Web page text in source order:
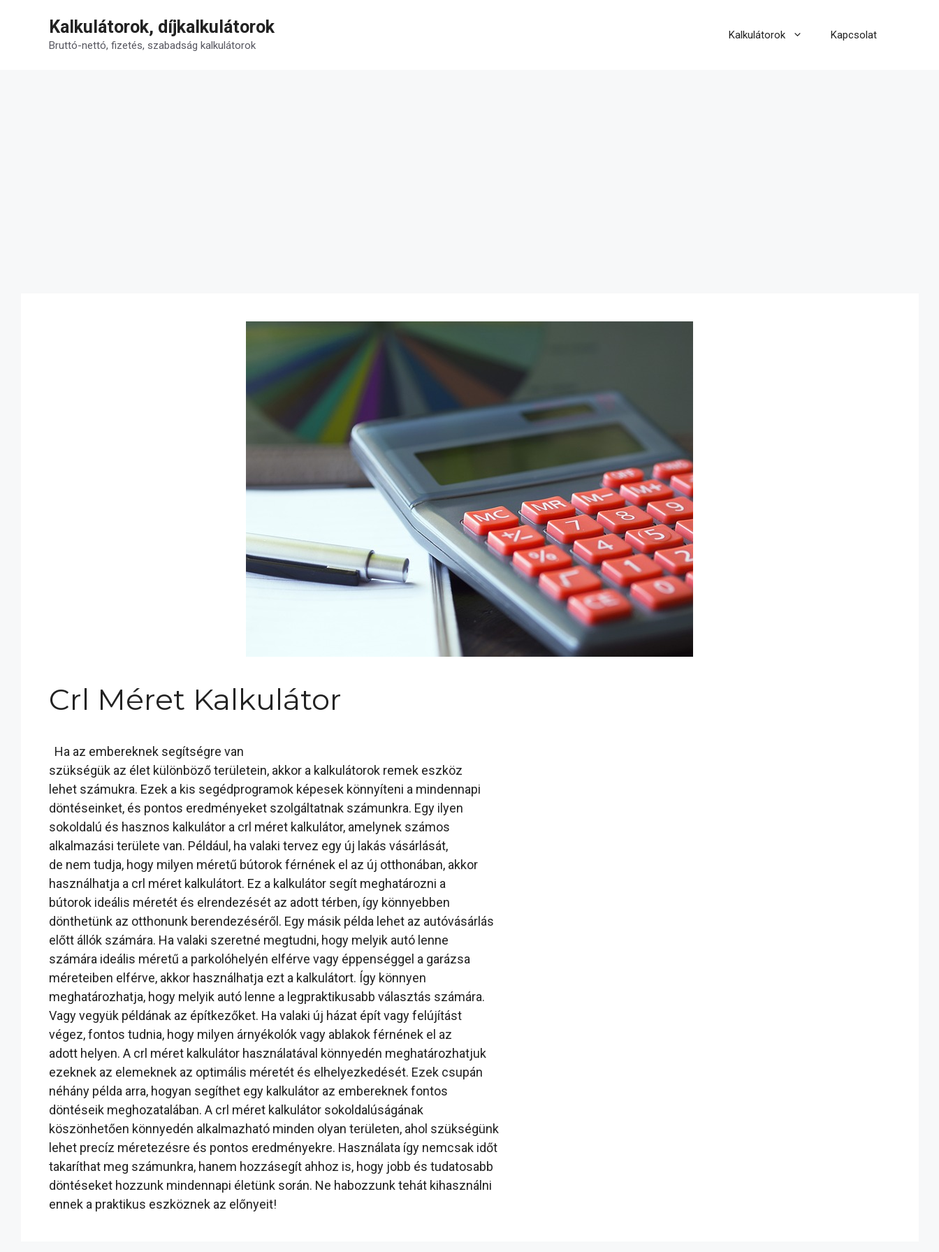
tartalomba
Kalkulátorok, díjkalkulátorok
Bruttó-nettó, fizetés, szabadság kalkulátorok
Kalkulátorok Kapcsolat
Crl Méret Kalkulátor
Ha az embereknek segítségre van
szükségük az élet különböző területein, akkor a kalkulátorok remek eszköz
lehet számukra. Ezek a kis segédprogramok képesek könnyíteni a mindennapi
döntéseinket, és pontos eredményeket szolgáltatnak számunkra. Egy ilyen
sokoldalú és hasznos kalkulátor a crl méret kalkulátor, amelynek számos
alkalmazási területe van. Például, ha valaki tervez egy új lakás vásárlását,
de nem tudja, hogy milyen méretű bútorok férnének el az új otthonában, akkor
használhatja a crl méret kalkulátort. Ez a kalkulátor segít meghatározni a
bútorok ideális méretét és elrendezését az adott térben, így könnyebben
dönthetünk az otthonunk berendezéséről. Egy másik példa lehet az autóvásárlás
előtt állók számára. Ha valaki szeretné megtudni, hogy melyik autó lenne
számára ideális méretű a parkolóhelyén elférve vagy éppenséggel a garázsa
méreteiben elférve, akkor használhatja ezt a kalkulátort. Így könnyen
meghatározhatja, hogy melyik autó lenne a legpraktikusabb választás számára.
Vagy vegyük példának az építkezőket. Ha valaki új házat épít vagy felújítást
végez, fontos tudnia, hogy milyen árnyékolók vagy ablakok férnének el az
adott helyen. A crl méret kalkulátor használatával könnyedén meghatározhatjuk
ezeknek az elemeknek az optimális méretét és elhelyezkedését. Ezek csupán
néhány példa arra, hogyan segíthet egy kalkulátor az embereknek fontos
döntéseik meghozatalában. A crl méret kalkulátor sokoldalúságának
köszönhetően könnyedén alkalmazható minden olyan területen, ahol szükségünk
lehet precíz méretezésre és pontos eredményekre. Használata így nemcsak időt
takaríthat meg számunkra, hanem hozzásegít ahhoz is, hogy jobb és tudatosabb
döntéseket hozzunk mindennapi életünk során. Ne habozzunk tehát kihasználni
ennek a praktikus eszköznek az előnyeit!